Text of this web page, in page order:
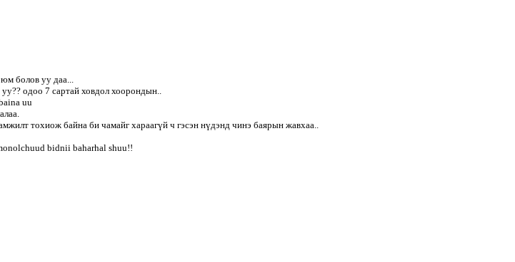
юм болов уу даа...
одоо 7 сартай ховдол хоорондын..
uu
тохиож байна би чамайг хараагүй ч гэсэн нүдэнд чинэ баярын жавхаа..
bidnii baharhal shuu!!